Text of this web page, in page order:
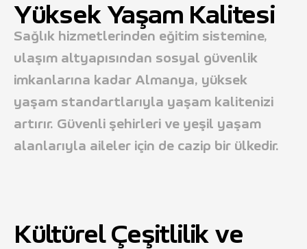
Yüksek Yaşam Kalitesi
Sağlık hizmetlerinden eğitim sistemine,
ulaşım altyapısından sosyal güvenlik
imkanlarına kadar Almanya, yüksek
yaşam standartlarıyla yaşam kalitenizi
artırır. Güvenli şehirleri ve yeşil yaşam
alanlarıyla aileler için de cazip bir ülkedir.
Kültürel Çeşitlilik ve